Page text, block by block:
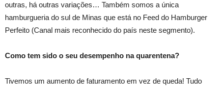
outras, há outras variações… Também somos a única
hamburgueria do sul de Minas que está no Feed do Hamburger
Perfeito (Canal mais reconhecido do país neste segmento).
Como tem sido o seu desempenho na quarentena?
Tivemos um aumento de faturamento em vez de queda! Tudo